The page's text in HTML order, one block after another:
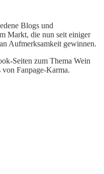
Blogs und
Markt, die nun seit einiger
Aufmerksamkeit gewinnen.
Seiten zum Thema Wein
Fanpage-Karma.